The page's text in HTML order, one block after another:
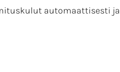
automaattisesti